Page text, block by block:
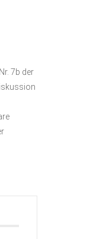
7b der